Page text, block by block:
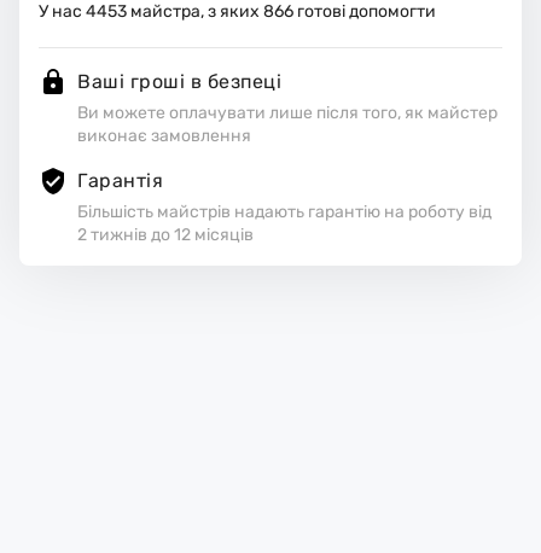
У нас 4453 майстра, з яких 866 готові допомогти
Ваші гроші в безпеці
Ви можете оплачувати лише після того, як майстер
виконає замовлення
Гарантія
Більшість майстрів надають гарантію на роботу від
2 тижнів до 12 місяців